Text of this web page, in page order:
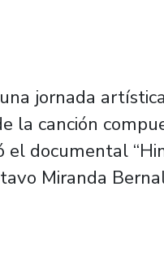
jornada
la canción
documental
Miranda